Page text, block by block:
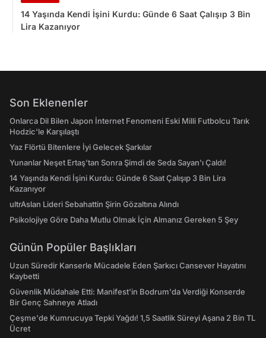
14 Yaşında Kendi İşini Kurdu: Günde 6 Saat Çalışıp 3 Bin
Lira Kazanıyor
Son Eklenenler
Onlarca Dil Bilen Japon İnternet Fenomeni Eski Milli Futbolcu Tarık
Hodzic'le Karşılaştı
Yaz Flörtü Bitenlere İyi Gelecek Şarkılar
Yunanlar Neşet Ertaş'tan Sonra Şimdi de Seda Sayan'ı Çaldı!
14 Yaşında Kendi İşini Kurdu: Günde 6 Saat Çalışıp 3 Bin Lira
Kazanıyor
ultrAslan Lideri Sebahattin Şirin Gözaltına Alındı
Psikolojiye Göre Daha Mutlu Olmak İçin Almanız Gereken 5 Şey
Günün Popüler Başlıkları
Uzun Süredir Kanserle Mücadele Eden Şarkıcı Cansever Hayatını
Kaybetti
Güvenlik Müdahale Etti: Manifest'in Bodrum'da Verdiği Konserde
Bir Genç Sahneye Atladı
Çeşme'de Kumrucuya Tepki Yağdı! 1,5 Saatlik Süreyi Aşana 2 Bin TL
Ücret